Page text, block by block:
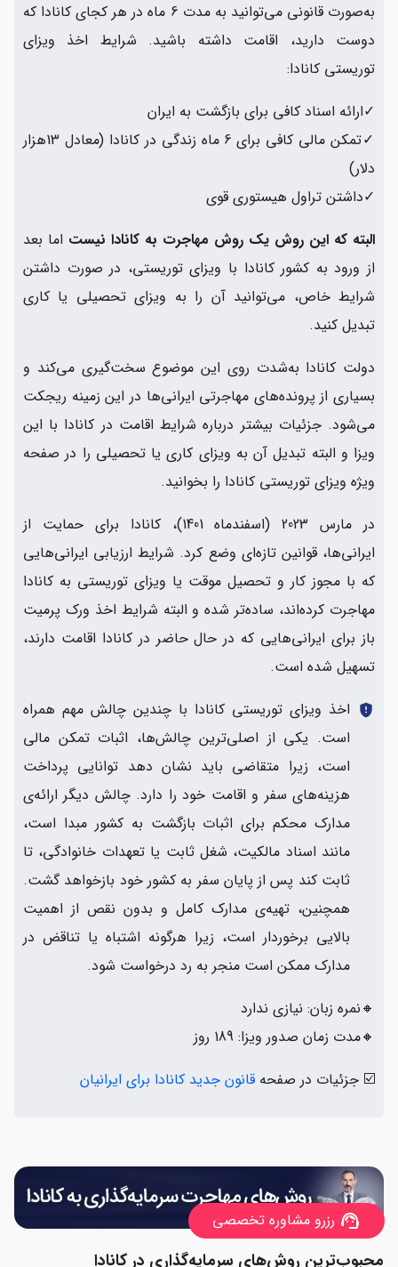
به‌صورت قانونی می‌توانید به مدت 6 ماه در هر کجای کانادا که
دوست دارید، اقامت داشته باشید. شرایط اخذ ویزای
توریستی کانادا:
✓ارائه اسناد کافی برای بازگشت به ایران
✓تمکن مالی کافی برای 6 ماه زندگی در کانادا (معادل 13هزار
دلار)
✓داشتن تراول هیستوری قوی
البته که این روش یک روش مهاجرت به کانادا نیست اما بعد
از ورود به کشور کانادا با ویزای توریستی، در صورت داشتن
شرایط خاص، می‌توانید آن را به ویزای تحصیلی یا کاری
تبدیل کنید.
دولت کانادا به‌شدت روی این موضوع سخت‌گیری می‌کند و
بسیاری از پرونده‌های مهاجرتی ایرانی‌ها در این زمینه ریجکت
می‌شود. جزئیات بیشتر درباره شرایط اقامت در کانادا با این
ویزا و البته تبدیل آن به ویزای کاری یا تحصیلی را در صفحه
ویژه ویزای توریستی کانادا را بخوانید.
در مارس 2023 (اسفندماه 1401)، کانادا برای حمایت از
ایرانی‌ها، قوانین تازه‌ای وضع کرد. شرایط ارزیابی ایرانی‌هایی
که با مجوز کار و تحصیل موقت یا ویزای توریستی به کانادا
مهاجرت کرده‌اند، ساده‌تر شده و البته شرایط اخذ ورک پرمیت
باز برای ایرانی‌هایی که در حال حاضر در کانادا اقامت دارند،
تسهیل شده است.
gpp_maybe اخذ ویزای توریستی کانادا با چندین چالش مهم همراه
است. یکی از اصلی‌ترین چالش‌ها، اثبات تمکن مالی
است، زیرا متقاضی باید نشان دهد توانایی پرداخت
هزینه‌های سفر و اقامت خود را دارد. چالش دیگر ارائه‌ی
مدارک محکم برای اثبات بازگشت به کشور مبدا است،
مانند اسناد مالکیت، شغل ثابت یا تعهدات خانوادگی، تا
ثابت کند پس از پایان سفر به کشور خود بازخواهد گشت.
همچنین، تهیه‌ی مدارک کامل و بدون نقص از اهمیت
بالایی برخوردار است، زیرا هرگونه اشتباه یا تناقض در
مدارک ممکن است منجر به رد درخواست شود.
🔸نمره زبان: نیازی ندارد
🔸مدت زمان صدور ویزا: 189 روز
☑️ جزئیات در صفحه قانون جدید کانادا برای ایرانیان
محبوب‌ترین روش‌های سرمایه‌گذاری در کانادا
support_agent رزرو مشاوره تخصصی